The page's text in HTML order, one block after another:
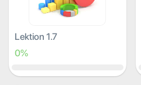
Lektion 1.7
0%